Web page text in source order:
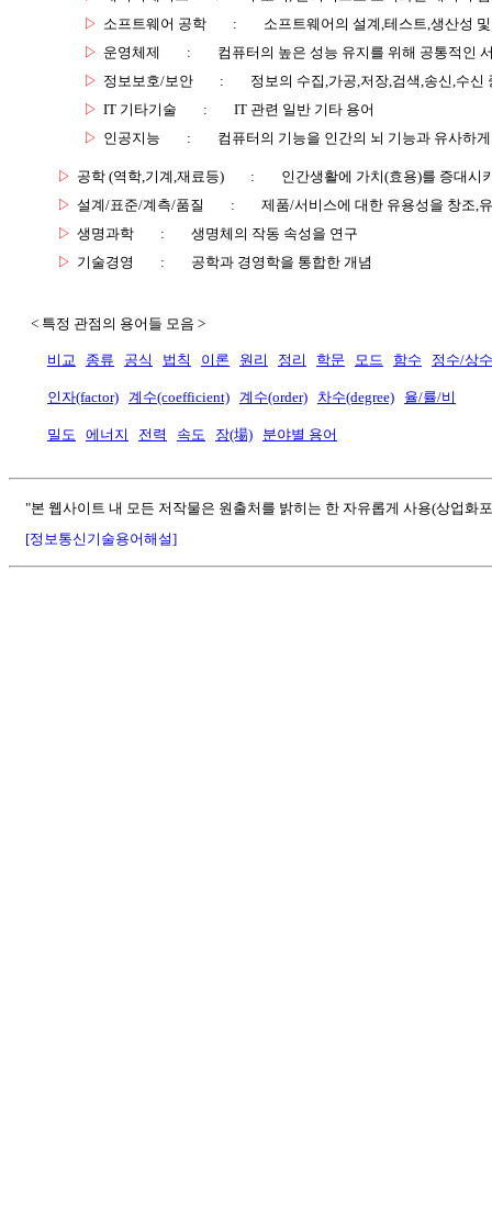
▷ 소프트웨어 공학 :
소프트웨어의 설계,테스트,생산성
▷ 운영체제 :
컴퓨터의 높은 성능 유지를 위해 공통적인
▷ 정보보호/보안 :
정보의 수집,가공,저장,검색,송신,수
▷ IT 기타기술 :
IT 관련 일반 기타 용어
▷ 인공지능 : 컴퓨터의 기능을 인간의 뇌 기능과 유사하
▷ 공학 (역학,기계,재료등) :
인간생활에 가치(효용)를 증대시
▷ 설계/표준/계측/품질 :
제품/서비스에 대한 유용성을 창조,
▷ 생명과학 :
생명체의 작동 속성을 연구
▷ 기술경영 : 공학과 경영학을 통합한 개념
< 특정 관점의 용어들 모음 >
비교 종류 공식 법칙 이론 원리 정리 학문 모드 함수 정수/상수
인자(factor) 계수(coefficient) 계수(order) 차수(degree) 율/률/비
밀도 에너지 전력 속도 장(場) 분야별 용어
"본 웹사이트 내 모든 저작물은 원출처를 밝히는 한 자유롭게 사용(상업화
[정보통신기술용어해설]